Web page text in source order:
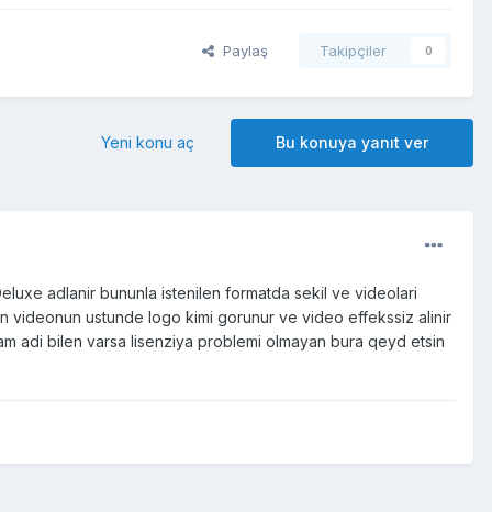
Paylaş Takipçiler 0
Bu konuya yanıt ver
Yeni konu aç
adlanir bununla istenilen formatda sekil ve videolari
videonun ustunde logo kimi gorunur ve video effekssiz alinir
adi bilen varsa lisenziya problemi olmayan bura qeyd etsin